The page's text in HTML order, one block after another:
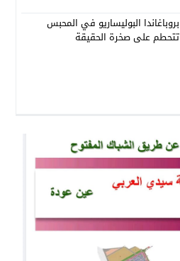
بروباغاندا البوليساريو في المحبس
تتحطم على صخرة الحقيقة